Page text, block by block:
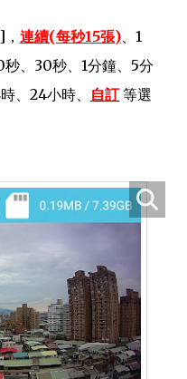
連續(每秒15張) 、1
、30秒、1分鐘、5分
、24小時、 自訂等選